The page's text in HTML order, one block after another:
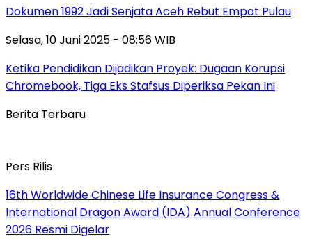
Dokumen 1992 Jadi Senjata Aceh Rebut Empat Pulau
Selasa, 10 Juni 2025 - 08:56 WIB
Ketika Pendidikan Dijadikan Proyek: Dugaan Korupsi
Chromebook, Tiga Eks Stafsus Diperiksa Pekan Ini
Berita Terbaru
Pers Rilis
16th Worldwide Chinese Life Insurance Congress &
International Dragon Award (IDA) Annual Conference
2026 Resmi Digelar